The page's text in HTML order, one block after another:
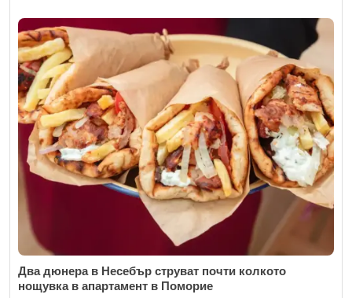
Два дюнера в Несебър струват почти колкото
нощувка в апартамент в Поморие